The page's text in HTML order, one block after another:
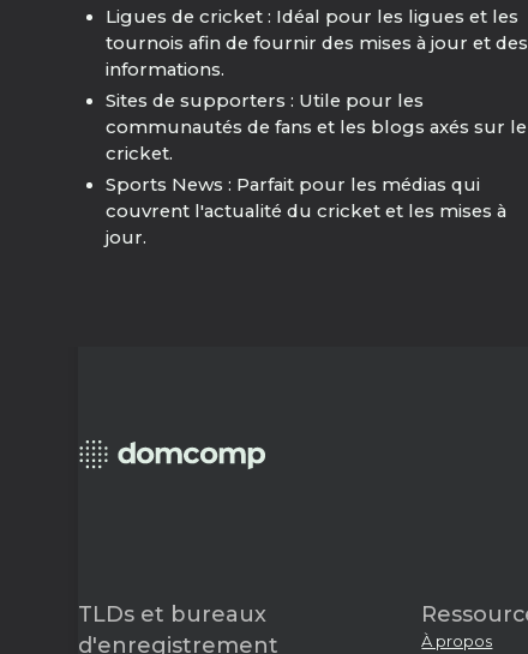
Ligues de cricket : Idéal pour les ligues et les
tournois afin de fournir des mises à jour et des
informations.
Sites de supporters : Utile pour les
communautés de fans et les blogs axés sur le
cricket.
Sports News : Parfait pour les médias qui
couvrent l'actualité du cricket et les mises à
jour.
TLDs et bureaux
d'enregistrement
À propos